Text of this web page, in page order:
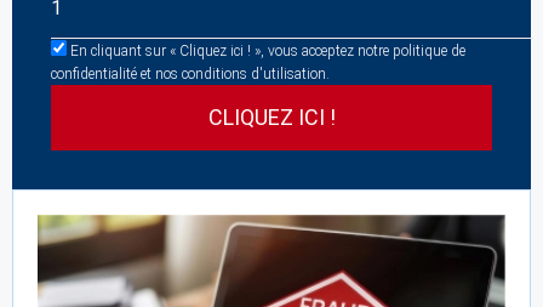
En cliquant sur « Cliquez ici ! », vous acceptez notre politique de
confidentialité et nos conditions d'utilisation.